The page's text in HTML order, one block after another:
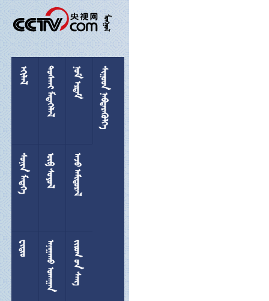

 

 
 
 
 
 
  
 